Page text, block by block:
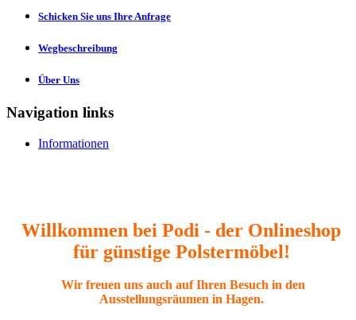
Schicken Sie uns Ihre Anfrage
Wegbeschreibung
Über Uns
Navigation links
Informationen
Willkommen bei Podi - der Onlineshop
für günstige Polstermöbel!
Wir freuen uns auch auf Ihren Besuch in den
Ausstellungsräumen in Hagen.